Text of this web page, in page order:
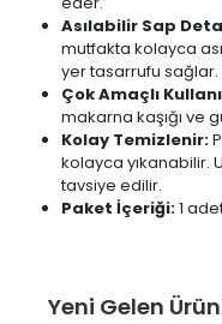
Asılabilir Sap
mutfakta kolayca
yer tasarrufu sağlar.
Çok Amaçlı
makarna kaşığı ve
Kolay Temizlenir:
kolayca yıkanabilir.
tavsiye edilir.
Paket İçeriği:1
Yeni Gelen